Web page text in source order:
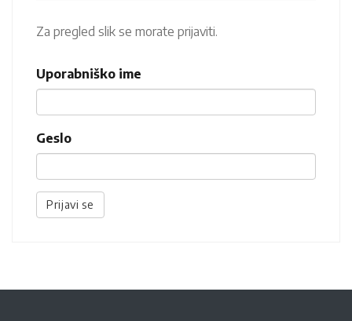
Za pregled slik se morate prijaviti.
Uporabniško ime
Geslo
Prijavi se